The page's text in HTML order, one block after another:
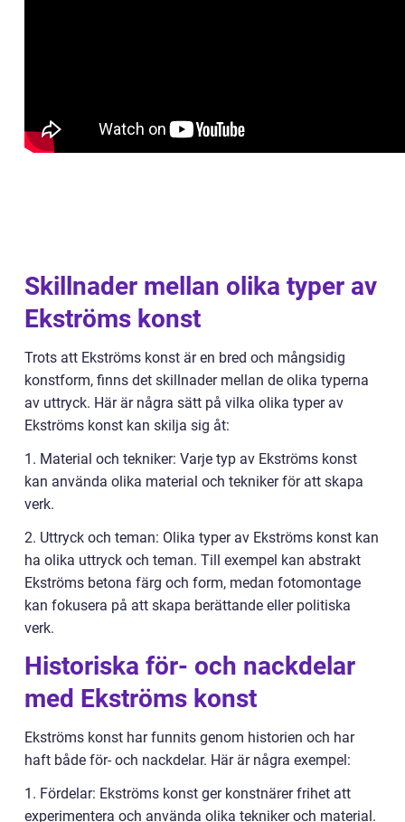
Skillnader mellan olika typer av
Ekströms konst
Trots att Ekströms konst är en bred och mångsidig
konstform, finns det skillnader mellan de olika typerna
av uttryck. Här är några sätt på vilka olika typer av
Ekströms konst kan skilja sig åt:
1. Material och tekniker: Varje typ av Ekströms konst
kan använda olika material och tekniker för att skapa
verk.
2. Uttryck och teman: Olika typer av Ekströms konst kan
ha olika uttryck och teman. Till exempel kan abstrakt
Ekströms betona färg och form, medan fotomontage
kan fokusera på att skapa berättande eller politiska
verk.
Historiska för- och nackdelar
med Ekströms konst
Ekströms konst har funnits genom historien och har
haft både för- och nackdelar. Här är några exempel:
1. Fördelar: Ekströms konst ger konstnärer frihet att
experimentera och använda olika tekniker och material.